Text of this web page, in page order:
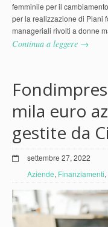
femminile per il
per la realizzazione di Piani
manageriali rivolti a donne
Continua a leggere →
mila euro
gestite da
settembre 27, 2022
Aziende, Finanziamenti,